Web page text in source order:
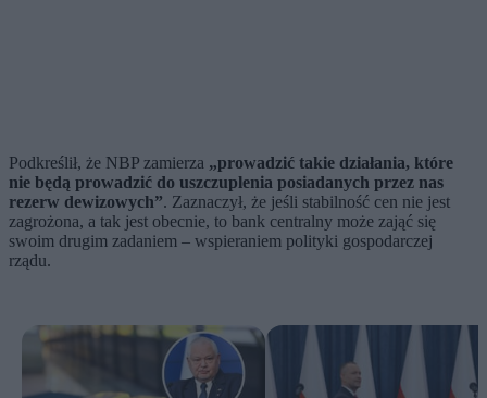
Podkreślił, że NBP zamierza „prowadzić takie działania, które
nie będą prowadzić do uszczuplenia posiadanych przez nas
rezerw dewizowych”. Zaznaczył, że jeśli stabilność cen nie jest
zagrożona, a tak jest obecnie, to bank centralny może zająć się
swoim drugim zadaniem – wspieraniem polityki gospodarczej
rządu.